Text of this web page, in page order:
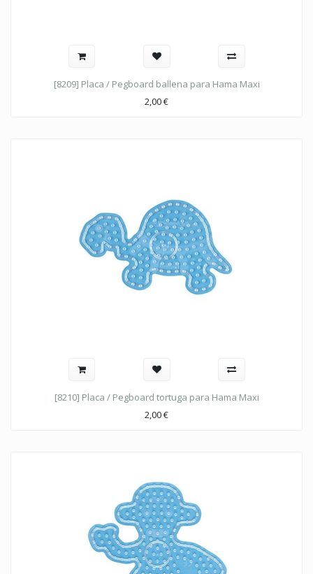
[8209] Placa / Pegboard ballena para Hama Maxi
2,00€
[8210] Placa / Pegboard tortuga para Hama Maxi
2,00€